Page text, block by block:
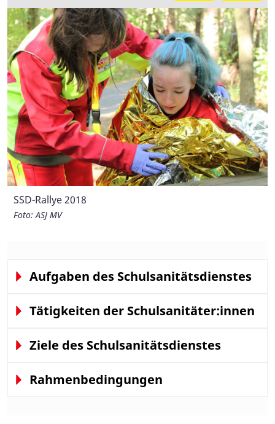
SSD-Rallye 2018
Foto: ASJ MV
SSD-Rallye 2017
Foto: ASJ MV
Aufgaben des Schulsanitätsdienstes
Tätigkeiten der Schulsanitäter:innen
Ziele des Schulsanitätsdienstes
Rahmenbedingungen